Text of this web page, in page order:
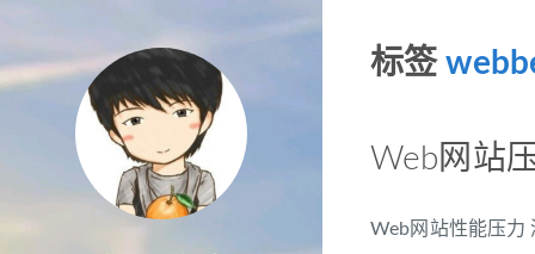
标签
Web网站
Web网站性能压力